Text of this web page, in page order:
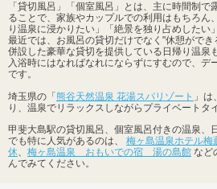
「貸切風呂」「個室風呂」とは、主に時間制で
ることで、家族やカップルでの利用はもちろん
り温泉に浸かりたい」「絶景を独り占めしたい
最近では、お風呂の貸切だけでなく"休憩がで
併設した豪華な貸切を提供している日帰り温泉
入浴時にはなればなれにならずにすむので、デ
です。
埼玉県の「 熊谷天然温泉 花湯スパリゾート 」
り、温泉でリラックスしながらプライベートタ
甲斐大島駅の貸切風呂、個室風呂付きの温泉、
でも特に人気があるのは、 梅ヶ島温泉ホテル梅
休、 梅ヶ島温泉 おもいでの宿 湯の島館 など
んでみてください。